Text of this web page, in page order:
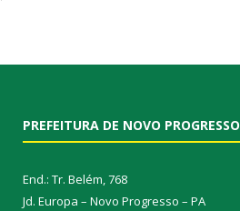
PREFEITURA DE NOVO PROGRESSO
End.: Tr. Belém, 768
Jd. Europa – Novo Progresso – PA